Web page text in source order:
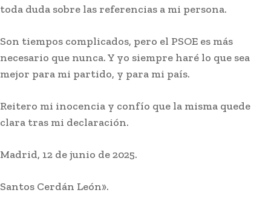
Stay on top of what's going on
Actualidad
toda duda sobre las referencias a mi persona.
Son tiempos complicados, pero el PSOE es más
necesario que nunca. Y yo siempre haré lo que sea
mejor para mi partido, y para mi país.
Reitero mi inocencia y confío que la misma quede
clara tras mi declaración.
Madrid, 12 de junio de 2025.
Santos Cerdán León».